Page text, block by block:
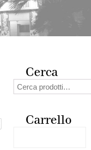
Cerca
Cerca:
Carrello